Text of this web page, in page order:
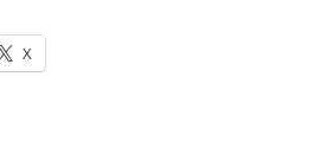
X